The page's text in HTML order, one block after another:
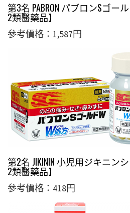
第3名 PABRON パブロンSゴー
2類醫藥品】
參考價格：1,587円
第2名 JIKININ 小児用ジキニン
2類醫藥品】
參考價格：418円